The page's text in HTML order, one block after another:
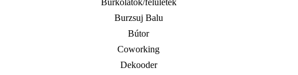
Burkolatok/felületek
Burzsuj Balu
Bútor
Coworking
Dekooder